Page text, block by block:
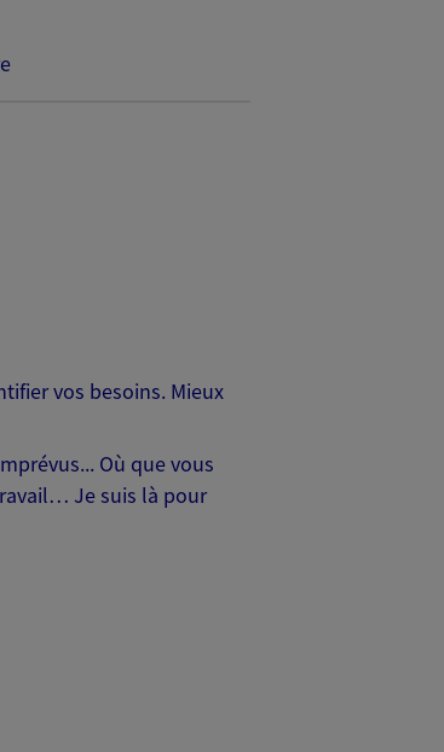
vos besoins. Mieux
Où que vous
Je suis là pour